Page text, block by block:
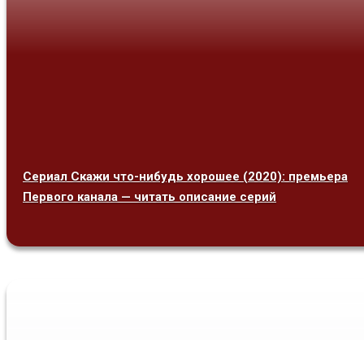
Сериал Скажи что-нибудь хорошее (2020): премьера
Первого канала — читать описание серий